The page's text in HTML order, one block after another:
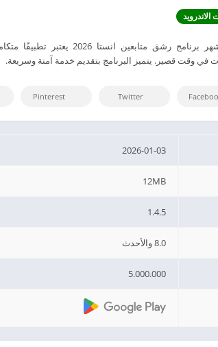
الاندرويد
تنزيل أشهر برنامج رشق متابعين
في وقت قصير. يتميز البرنامج بتقديم خدمة آمنة وسريعة.
Twitter
Pinterest
2026-01-03
12MB
1.4.5
8.0 والأحدث
5.000.000